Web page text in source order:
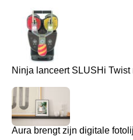
Ninja lanceert SLUSHi
Aura brengt zijn digitale